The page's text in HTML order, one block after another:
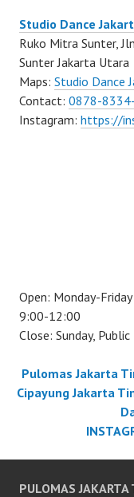
Studio Dance
Ruko Mitra Sunter,
Sunter Jakarta Utara
Maps: Studio Dance
Contact: 0878-
Instagram: https://
Open: Monday-
9:00-12:00
Close: Sunday,
Pulomas Jakarta
Cipayung Jakarta
PULOMAS JAKARTA